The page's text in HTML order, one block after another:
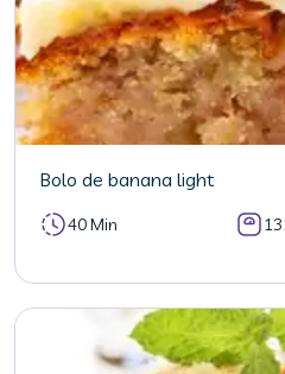
Bolo de banana light
40 Min